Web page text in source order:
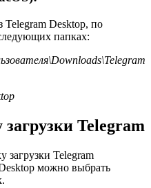
Telegram Desktop, по
папках:
Telegram
загрузки Telegram
можно выбрать